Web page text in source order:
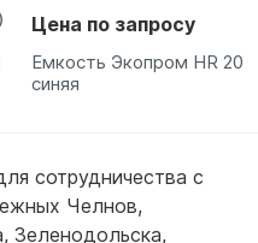
Цена по запросу
Емкость Экопром HR
синяя
сотрудничества с
Челнов,
, Зеленодольска,